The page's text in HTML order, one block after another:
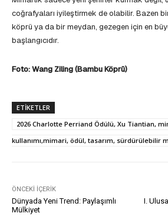
coğrafyaları iyileştirmek de olabilir. Bazen
köprü ya da bir meydan, gezegen için en
başlangıcıdır.
Foto: Wang Ziling (Bambu Köprü)
ETIKETLER
2026 Charlotte Perriand Ödülü, Xu Tiantian,
kullanımı,mimari, ödül, tasarım, sürdürülebilir
ÖNCEKI İÇERIK
Dünyada Yeni Trend: Paylaşımlı
Mülkiyet
I.